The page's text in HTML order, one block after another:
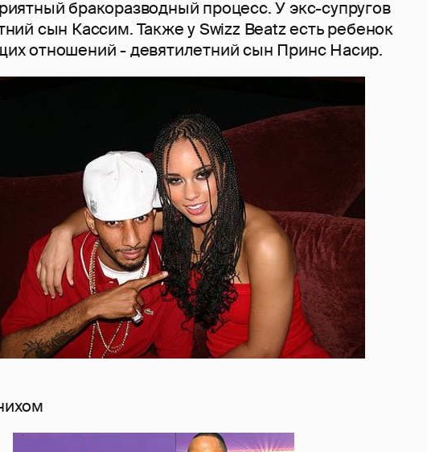
бракоразводный процесс. У экс-супругов
сын Кассим. Также у Swizz Beatz есть ребенок
отношений - девятилетний сын Принс Насир.